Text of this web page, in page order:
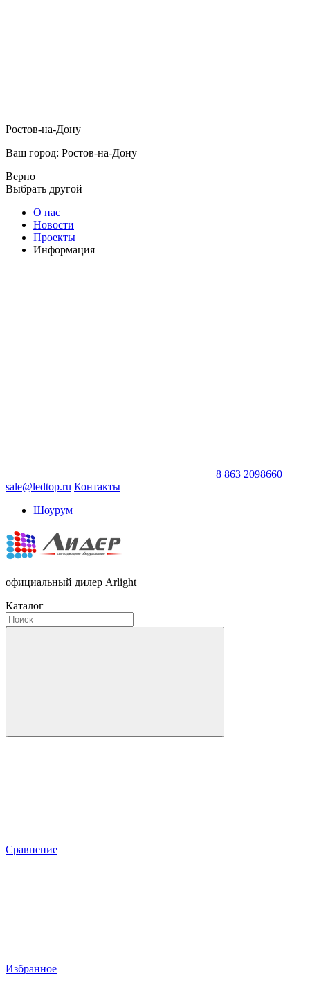
Ростов-на-Дону
Ваш город: Ростов-на-Дону
Верно
Выбрать другой
О нас
Новости
Проекты
Информация
8 863 2098660
sale@ledtop.ru Контакты
Шоурум
официальный дилер Arlight
Каталог
Сравнение
Избранное